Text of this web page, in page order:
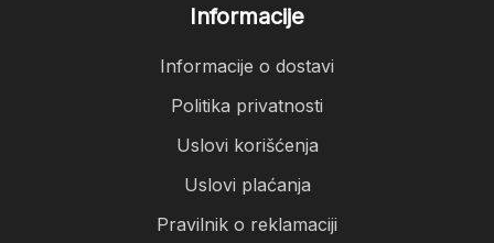
Informacije
Informacije o dostavi
Politika privatnosti
Uslovi korišćenja
Uslovi plaćanja
Pravilnik o reklamaciji